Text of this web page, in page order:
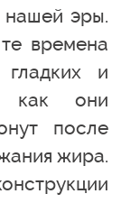
нашей эры.
времена
и
как они
после
жира.